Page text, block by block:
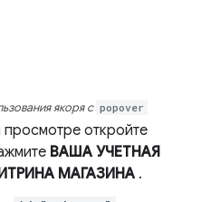
якоря с popover
откройте
ВАША УЧЕТНАЯ
МАГАЗИНА .